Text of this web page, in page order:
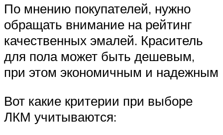
По мнению покупателей, нужно
обращать внимание на рейтинг
качественных эмалей. Краситель
для пола может быть дешевым,
при этом экономичным и надежным
Вот какие критерии при выборе
ЛКМ учитываются: